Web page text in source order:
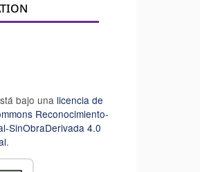
bajo una licencia de
Reconocimiento-
SinObraDerivada 4.0
.